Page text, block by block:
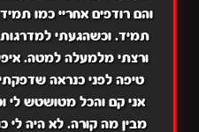
והם רודפים אחריי כמו
תמיד. וכשהגעתי למדרגות
ורצתי מלמעלה למטה.
טיפה לפני כנראה
אני קם והכל מטושטש לי
מבין מה קורה. לא היה לי